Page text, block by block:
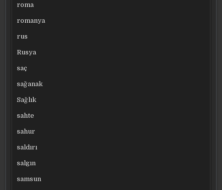
roma
romanya
rus
Rusya
saç
sağanak
Sağlık
sahte
sahur
saldırı
salgın
samsun